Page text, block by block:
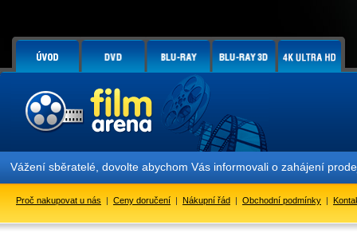
sběratelé, dovolte abychom Vás informovali o zahájení
Proč nakupovat u nás | Ceny doručení | Nákupní řád | Obchodní podmínky |